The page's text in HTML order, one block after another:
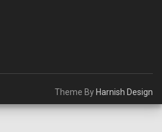
Theme By Harnish Design